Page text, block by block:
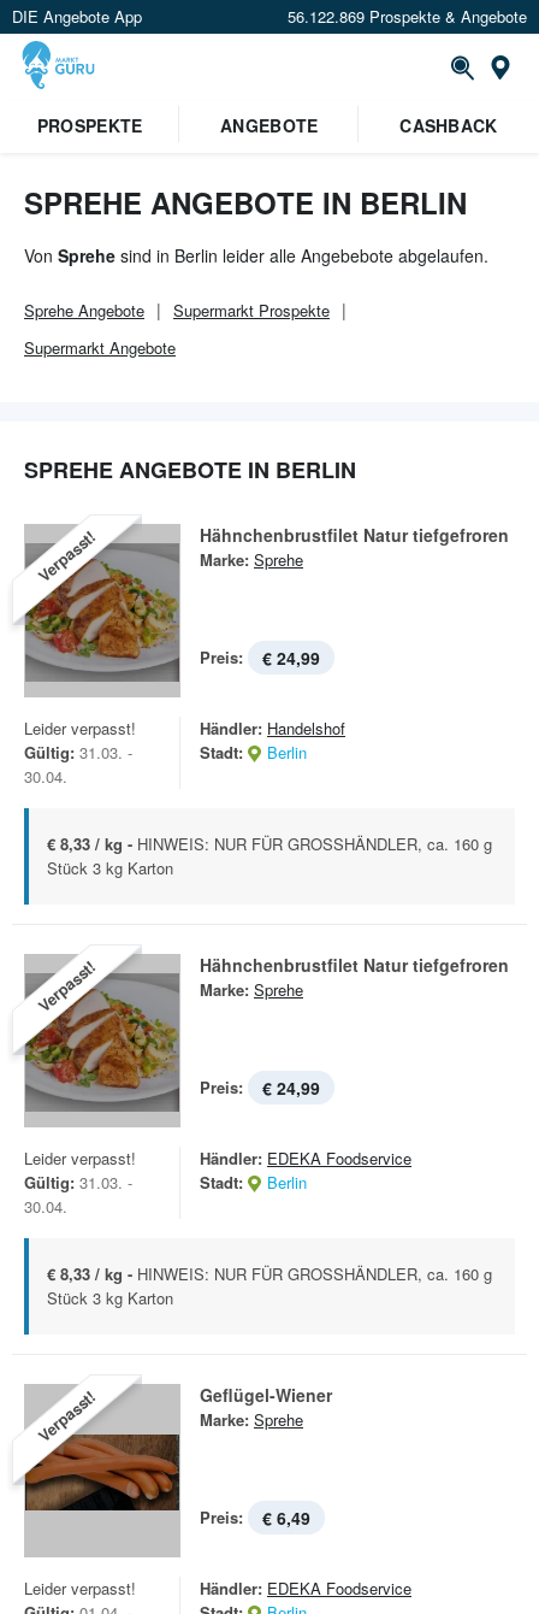
DIE Angebote App 56.122.869 Prospekte & Angebote
PROSPEKTE ANGEBOTE CASHBACK
SPREHE ANGEBOTE IN BERLIN
Von Sprehe sind in Berlin leider alle Angebebote abgelaufen.
Sprehe Angebote Supermarkt Prospekte
Supermarkt Angebote
SPREHE ANGEBOTE IN BERLIN
Verpasst! Hähnchenbrustfilet Natur tiefgefroren
Marke: Sprehe
Preis: € 24,99
Leider verpasst!
Gültig: 31.03. -
30.04.
Händler: Handelshof
Stadt:
Berlin
€ 8,33 / kg - HINWEIS: NUR FÜR GROSSHÄNDLER, ca. 160 g
Stück 3 kg Karton
Verpasst! Hähnchenbrustfilet Natur tiefgefroren
Marke: Sprehe
Preis: € 24,99
Leider verpasst!
Gültig: 31.03. -
30.04.
Händler: EDEKA Foodservice
Stadt:
Berlin
€ 8,33 / kg - HINWEIS: NUR FÜR GROSSHÄNDLER, ca. 160 g
Stück 3 kg Karton
Verpasst! Geflügel-Wiener
Marke: Sprehe
Preis: € 6,49
Leider verpasst!
Händler: EDEKA Foodservice